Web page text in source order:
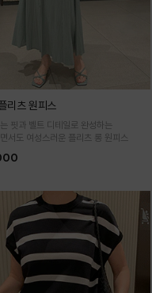
리츠 원피스
핏과 벨트 디테일로 완성하는
서도 여성스러운 플리츠 롱 원피스